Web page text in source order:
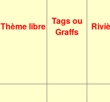
Thème libre Tags ou
Graffs